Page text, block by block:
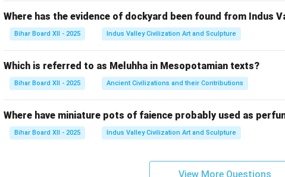
Where has the evidence of dockyard been found from Indus
Bihar Board XII - 2025 Indus Valley Civilization Art and Sculpture
Which is referred to as Meluhha in Mesopotamian texts?
Bihar Board XII - 2025 Ancient Civilizations and their Contributions
Where have miniature pots of faience probably used as
Bihar Board XII - 2025 Indus Valley Civilization Art and Sculpture
View More Questions